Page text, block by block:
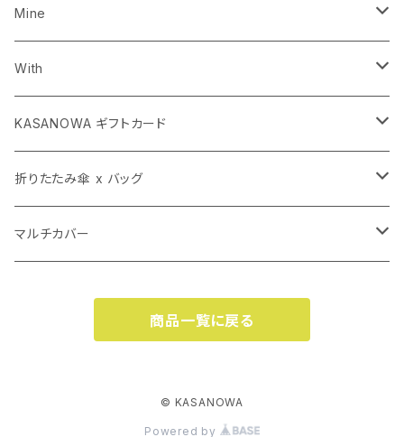
Mine
長傘
子ども傘
折りたたみ傘 x バッグ
マルチカバー（小）
カササコッシュ
With
長傘
折りたたみ傘
透明傘
KASANOWA ギフトカード
KASANOWA GIFT 100
KASANOWA GIFT 50
KASANOWA GIFT 50
折りたたみ傘 x バッグ
カサカバン
マルチカバー
マルチカバー（小）
商品一覧に戻る
© KASANOWA
Powered by